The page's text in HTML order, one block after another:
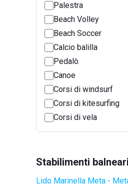
Palestra
Beach Volley
Beach Soccer
Calcio balilla
Pedalò
Canoe
Corsi di windsurf
Corsi di kitesurfing
Corsi di vela
Stabilimenti
Lido Marinella Meta -